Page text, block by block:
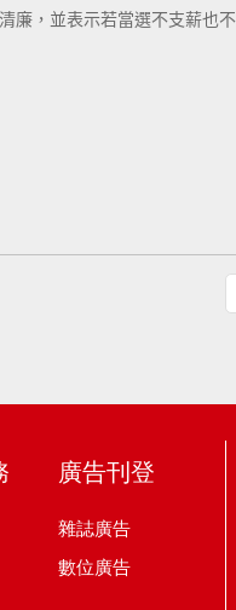
廉，並表示若當選不支薪也
廣告刊登
雜誌廣告
數位廣告